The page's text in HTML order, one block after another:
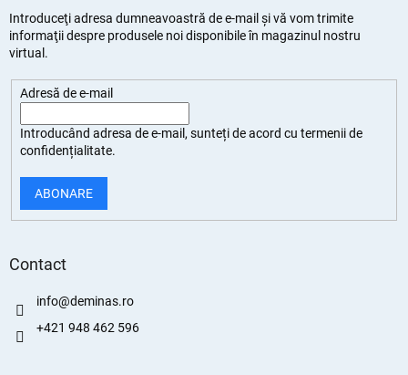
Introduceţi adresa dumneavoastră de e-mail şi vă vom trimite
informaţii despre produsele noi disponibile în magazinul nostru
virtual.
Adresă de e-mail
Introducând adresa de e-mail, sunteți deacord cu termenii de
confidențialitate.
ABONARE
Contact
info@deminas.ro
+421 948 462 596